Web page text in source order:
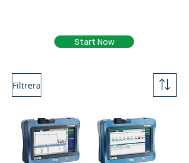
Start Now
Filtrera